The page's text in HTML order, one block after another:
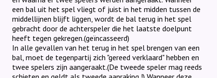
een bal uit het spel vliegt of juist in het midden tussen de
middellijnen blijft liggen, wordt de bal terug in het spel
gebracht door de achterspeler die het laatste doelpunt
heeft tegen gekregen.(geïncasseerd)
In alle gevallen van het terug in het spel brengen van een
bal, moet de tegenpartij zich "gereed verklaard" hebben en
twee spelers zijn aangeraakt.(De tweede speler mag reeds